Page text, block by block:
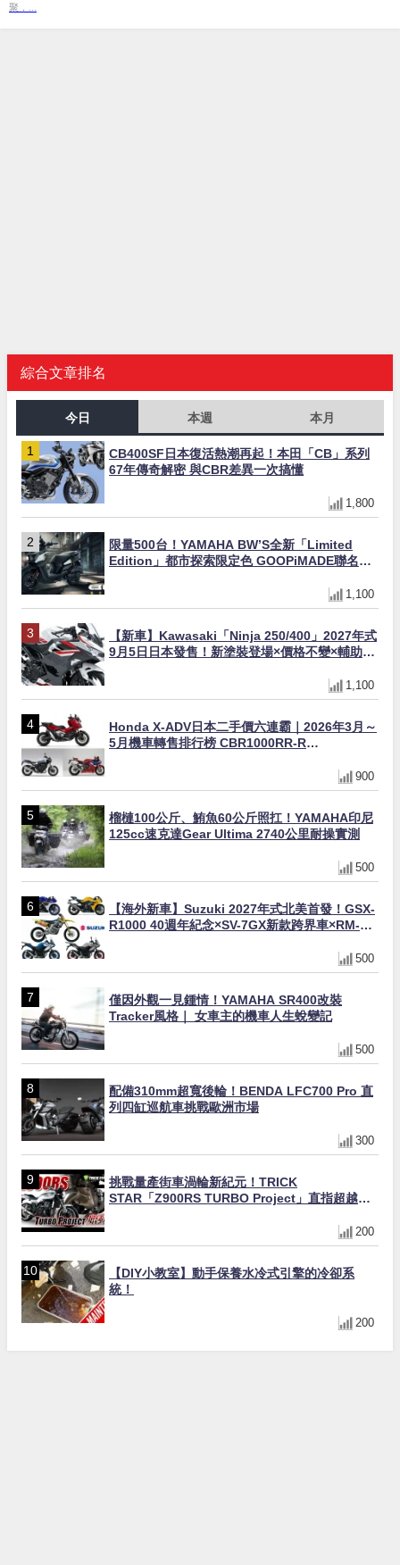
聚，...
綜合文章排名
今日 本週 本月
CB400SF日本復活熱潮再起！本田「CB」系列
67年傳奇解密 與CBR差異一次搞懂
1,800
限量500台！YAMAHA BW’S全新「Limited
Edition」都市探索限定色 GOOPiMADE聯名包
1,100
【新車】Kawasaki「Ninja 250/400」2027年式
9月5日日本發售！新塗裝登場×價格不變×輔助滑
1,100
Honda X-ADV日本二手價六連霸｜2026年3月～
5月機車轉售排行榜 CBR1000RR-R
900
榴槤100公斤、鮪魚60公斤照扛！YAMAHA印尼
125cc速克達Gear Ultima 2740公里耐操實測
500
【海外新車】Suzuki 2027年式北美首發！GSX-
R1000 40週年紀念×SV-7GX新款跨界車×RM-
500
僅因外觀一見鍾情！YAMAHA SR400改裝
Tracker風格｜ 女車主的機車人生蛻變記
500
配備310mm超寬後輪！BENDA LFC700 Pro 直
列四缸巡航車挑戰歐洲市場
300
挑戰量產街車渦輪新紀元！TRICK
STAR「Z900RS TURBO Project」直指超越
200
【DIY小教室】動手保養水冷式引擎的冷卻系
統！
200